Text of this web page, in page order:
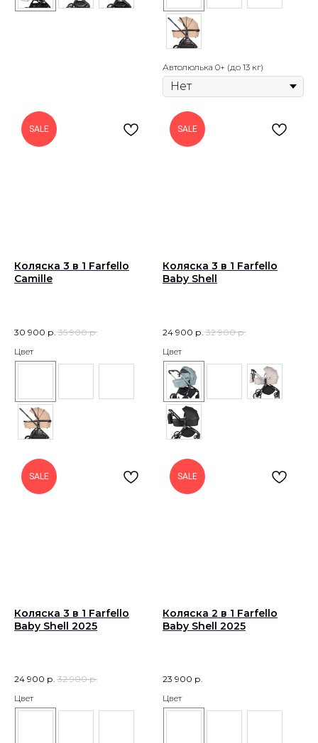
Автолюлька 0+ (до 13 кг)
SALE
Коляска 3 в 1 Farfello
Camille
30 900 р. 35 900 р.
Цвет
SALE
Коляска 3 в 1 Farfello
Baby Shell
24 900 р. 32 900 р.
Цвет
SALE
Коляска 3 в 1 Farfello
Baby Shell 2025
24 900 р. 32 900 р.
Цвет
SALE
Коляска 2 в 1 Farfello
Baby Shell 2025
23 900 р.
Цвет